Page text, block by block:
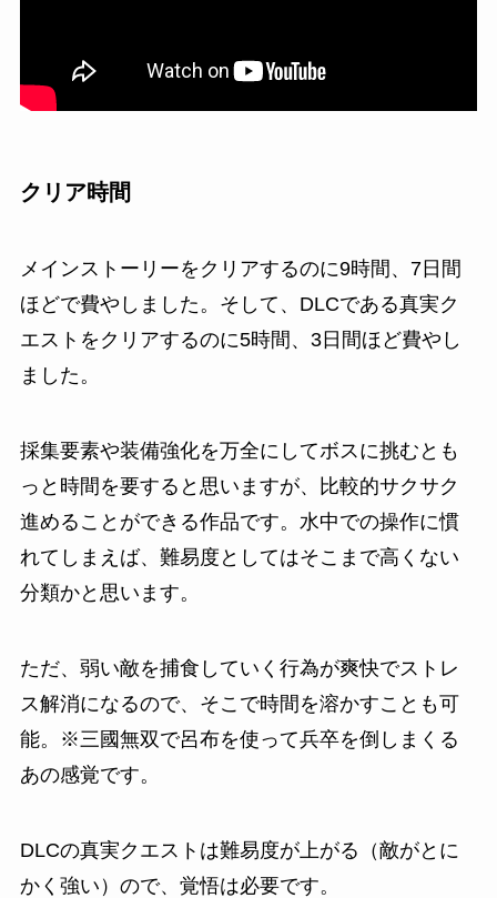
クリア時間
メインストーリーをクリアするのに9時間、7日間
ほどで費やしました。そして、DLCである真実ク
エストをクリアするのに5時間、3日間ほど費やし
ました。
採集要素や装備強化を万全にしてボスに挑むとも
っと時間を要すると思いますが、比較的サクサク
進めることができる作品です。水中での操作に慣
れてしまえば、難易度としてはそこまで高くない
分類かと思います。
ただ、弱い敵を捕食していく行為が爽快でストレ
ス解消になるので、そこで時間を溶かすことも可
能。
※三國無双で呂布を使って兵卒を倒しまくる
あの感覚です。
DLCの真実クエストは難易度が上がる （敵がとに
かく強い） ので、覚悟は必要です。